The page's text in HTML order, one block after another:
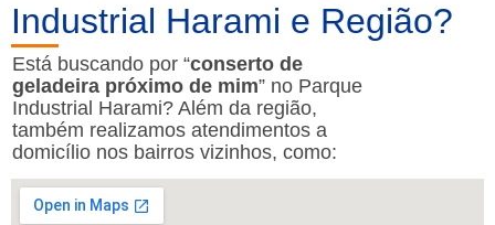
Industrial Harami e Região?
Está buscando por “conserto de
geladeira próximo de mim” no Parque
Industrial Harami? Além da região,
também realizamos atendimentos a
domicílio nos bairros vizinhos, como: